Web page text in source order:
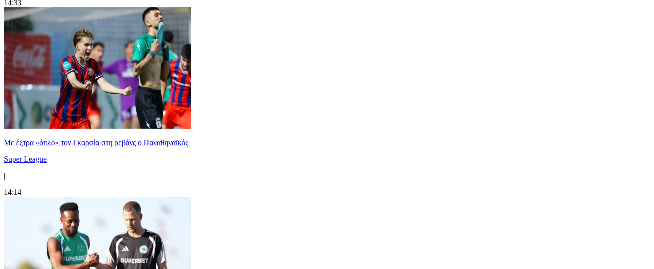
14:33
Mε έξτρα «όπλο» τον Γκαρσία στη ρεβάνς ο Παναθηναϊκός
Super League
|
14:14